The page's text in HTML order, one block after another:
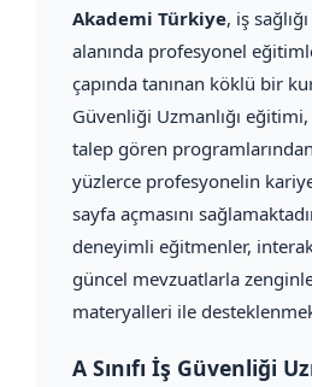
Akademi Türkiye, iş
alanında profesyonel
çapında tanınan köklü bir
Güvenliği Uzmanlığı
talep gören
yüzlerce profesyonelin
sayfa açmasını
deneyimli eğitmenler,
güncel mevzuatlarla
materyalleri ile
A Sınıfı İş Güvenliği